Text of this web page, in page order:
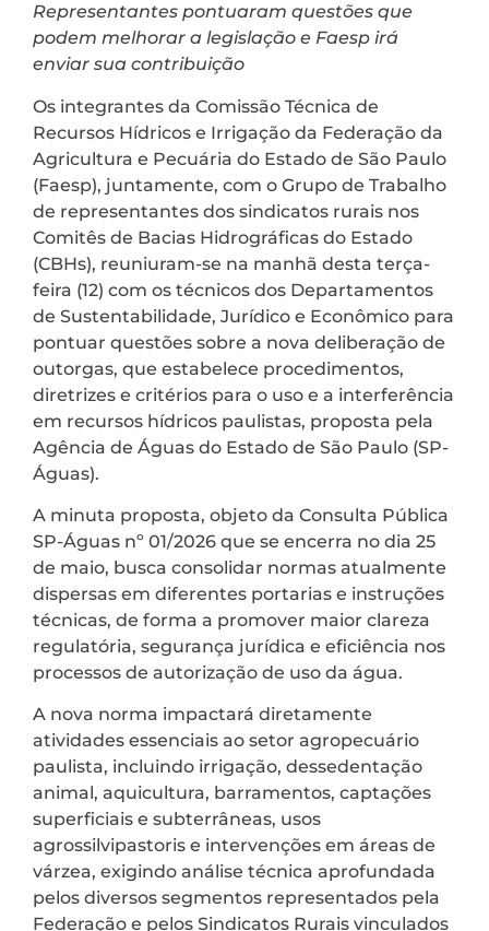
Representantes pontuaram questões que
podem melhorar a legislação e Faesp irá
enviar sua contribuição
Os integrantes da Comissão Técnica de
Recursos Hídricos e Irrigação da Federação da
Agricultura e Pecuária do Estado de São Paulo
(Faesp), juntamente, com o Grupo de Trabalho
de representantes dos sindicatos rurais nos
Comitês de Bacias Hidrográficas do Estado
(CBHs), reuniuram-se na manhã desta terça-
feira (12) com os técnicos dos Departamentos
de Sustentabilidade, Jurídico e Econômico para
pontuar questões sobre a nova deliberação de
outorgas, que estabelece procedimentos,
diretrizes e critérios para o uso e a interferência
em recursos hídricos paulistas, proposta pela
Agência de Águas do Estado de São Paulo (SP-
Águas).
A minuta proposta, objeto da Consulta Pública
SP-Águas nº 01/2026 que se encerra no dia 25
de maio, busca consolidar normas atualmente
dispersas em diferentes portarias e instruções
técnicas, de forma a promover maior clareza
regulatória, segurança jurídica e eficiência nos
processos de autorização de uso da água.
A nova norma impactará diretamente
atividades essenciais ao setor agropecuário
paulista, incluindo irrigação, dessedentação
animal, aquicultura, barramentos, captações
superficiais e subterrâneas, usos
agrossilvipastoris e intervenções em áreas de
várzea, exigindo análise técnica aprofundada
pelos diversos segmentos representados pela
Federação e pelos Sindicatos Rurais vinculados